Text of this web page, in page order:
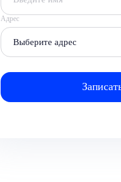
Адрес
Выберите адрес